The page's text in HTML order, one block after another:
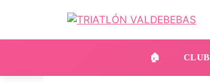
contenido
🏠 CLUB